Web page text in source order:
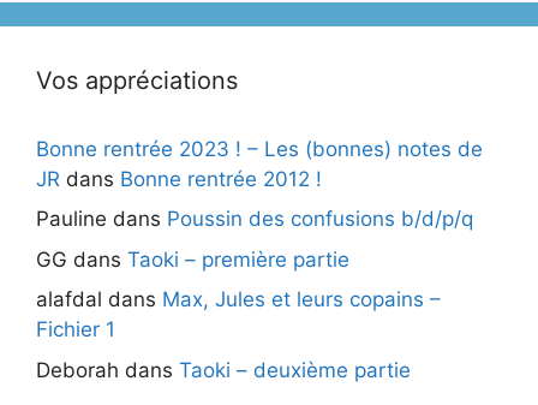
Vos appréciations
Bonne rentrée 2023 ! – Les (bonnes) notes de
JR dans Bonne rentrée 2012 !
Pauline dans Poussin des confusions b/d/p/q
GG dans Taoki – première partie
alafdal dans Max, Jules et leurs copains –
Fichier 1
Deborah dans Taoki – deuxième partie